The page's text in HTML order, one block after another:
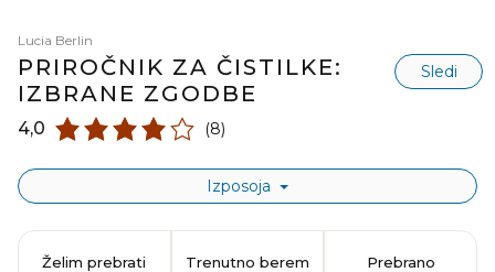
Lucia Berlin
PRIROČNIK ZA ČISTILKE:
IZBRANE ZGODBE
Sledi
4,0 (8)
Izposoja
Želim prebrati Trenutno berem Prebrano